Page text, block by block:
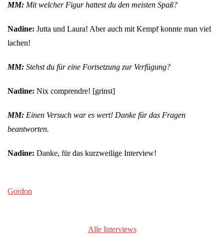
MM: Mit welcher Figur hattest du den meisten Spaß?
Nadine: Jutta und Laura! Aber auch mit Kempf konnte man viel
lachen!
MM: Stehst du für eine Fortsetzung zur Verfügung?
Nadine: Nix comprendre! [grinst]
MM: Einen Versuch war es wert! Danke für das Fragen
beantworten.
Nadine: Danke, für das kurzweilige Interview!
Gordon
Alle Interviews